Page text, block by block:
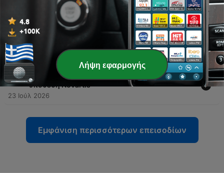
υπεύθυνη στάση»
28 Ιούλ 2026
291 -
Α. Σαουλίδης: Μπορεί η ΕΛ.Α.Σ. να κερδίσει την
πρώτη θέση;
26 Ιούλ 2026
290 - Μ. Σαλμάς: Γιατί ζητά να ανοίξει ξανά η
υπόθεση Novartis
23 Ιούλ 2026
Εμφάνιση περισσότερων επεισοδίων
Λήψη εφαρμογής